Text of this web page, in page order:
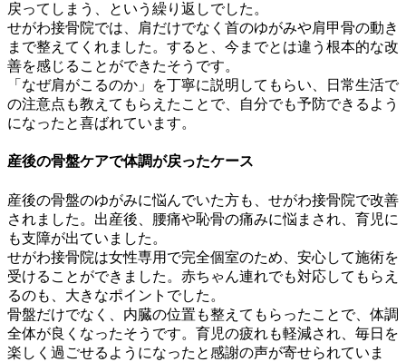
戻ってしまう、という繰り返しでした。
せがわ接骨院では、肩だけでなく首のゆがみや肩甲骨の動き
まで整えてくれました。すると、今までとは違う根本的な改
善を感じることができたそうです。
「なぜ肩がこるのか」を丁寧に説明してもらい、日常生活で
の注意点も教えてもらえたことで、自分でも予防できるよう
になったと喜ばれています。
産後の骨盤ケアで体調が戻ったケース
産後の骨盤のゆがみに悩んでいた方も、せがわ接骨院で改善
されました。出産後、腰痛や恥骨の痛みに悩まされ、育児に
も支障が出ていました。
せがわ接骨院は女性専用で完全個室のため、安心して施術を
受けることができました。赤ちゃん連れでも対応してもらえ
るのも、大きなポイントでした。
骨盤だけでなく、内臓の位置も整えてもらったことで、体調
全体が良くなったそうです。育児の疲れも軽減され、毎日を
楽しく過ごせるようになったと感謝の声が寄せられていま